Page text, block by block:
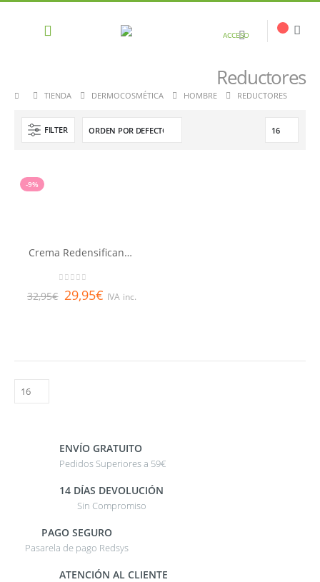
ACCESO
Reductores
TIENDA DERMOCOSMÉTICA HOMBRE REDUCTORES
FILTER
-9%
Crema Redensificante Renovadora T.Rica LQ
32,95€ 29,95€ IVA inc.
ENVÍO GRATUITO
Pedidos Superiores a 59€
14 DÍAS DEVOLUCIÓN
Sin Compromiso
PAGO SEGURO
Pasarela de pago Redsys
ATENCIÓN AL CLIENTE